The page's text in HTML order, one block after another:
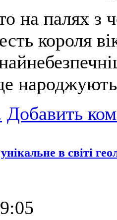
на палях з
короля
Добавить
в світі